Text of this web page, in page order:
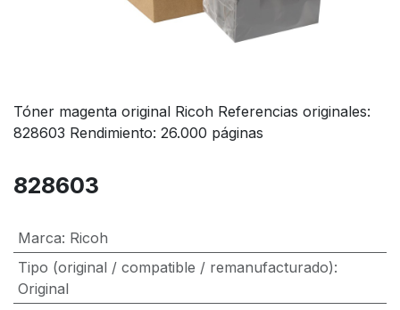
Tóner magenta original Ricoh Referencias originales:
828603 Rendimiento: 26.000 páginas
828603
Marca: Ricoh
Tipo (original / compatible / remanufacturado):
Original